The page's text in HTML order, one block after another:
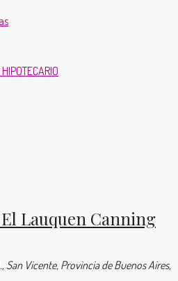
Lauquen Canning
San Vicente, Provincia de Buenos Aires,